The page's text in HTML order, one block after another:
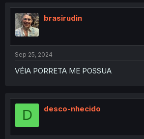
brasirudin
Sep 25, 2024
VÉIA PORRETA ME POSSUA
D desco-nhecido